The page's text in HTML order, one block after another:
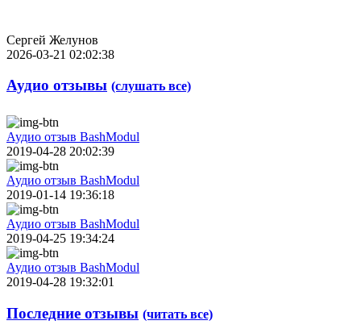
Сергей Желунов
2026-03-21 02:02:38
Аудио отзывы (слушать все)
Аудио отзыв BashModul
2019-04-28 20:02:39
Аудио отзыв BashModul
2019-01-14 19:36:18
Аудио отзыв BashModul
2019-04-25 19:34:24
Аудио отзыв BashModul
2019-04-28 19:32:01
Последние отзывы (читать все)